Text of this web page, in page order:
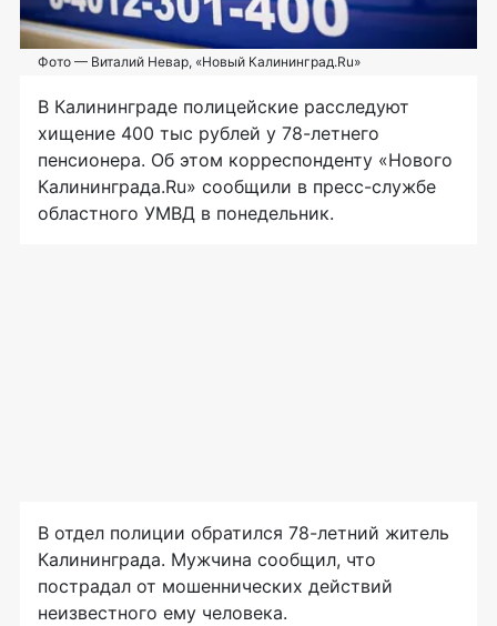
Фото — Виталий Невар, «Новый Калининград.Ru»
В Калининграде полицейские расследуют
хищение 400 тыс рублей у 78-летнего
пенсионера. Об этом корреспонденту «Нового
Калининграда.Ru» сообщили в пресс-службе
областного УМВД в понедельник.
В отдел полиции обратился 78-летний житель
Калининграда. Мужчина сообщил, что
пострадал от мошеннических действий
неизвестного ему человека.